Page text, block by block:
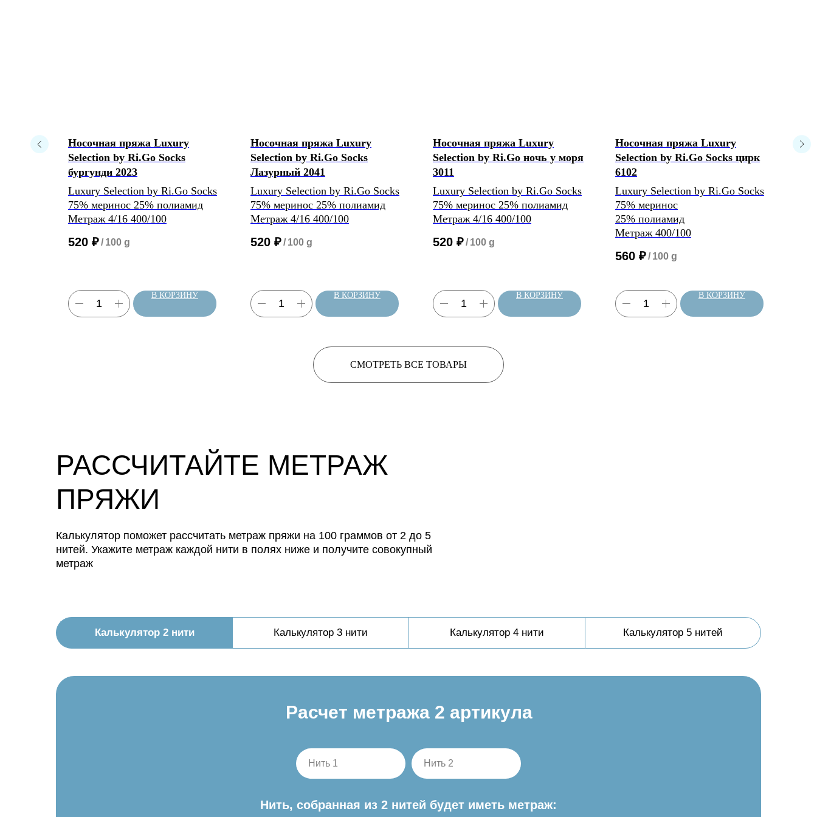
Носочная пряжа Luxury
Selection by Ri.Go Socks
бургунди 2023
Luxury Selection by Ri.Go Socks
75% меринос 25% полиамид
Метраж 4/16 400/100
520 ₽/ 100 g
В КОРЗИНУ
Носочная пряжа Luxury
Selection by Ri.Go Socks
Лазурный 2041
Luxury Selection by Ri.Go Socks
75% меринос 25% полиамид
Метраж 4/16 400/100
520 ₽/ 100 g
В КОРЗИНУ
Носочная пряжа Luxury
Selection by Ri.Go ночь у моря
3011
Luxury Selection by Ri.Go Socks
75% меринос 25% полиамид
Метраж 4/16 400/100
520 ₽/ 100 g
В КОРЗИНУ
Носочная пряжа Luxury
Selection by Ri.Go Socks цирк
6102
Luxury Selection by Ri.Go Socks
75% меринос
25% полиамид
Метраж 400/100
560 ₽/ 100 g
В КОРЗИНУ
СМОТРЕТЬ ВСЕ ТОВАРЫ
РАССЧИТАЙТЕ МЕТРАЖ
ПРЯЖИ
Калькулятор поможет рассчитать метраж пряжи на 100 граммов от 2 до 5
нитей. Укажите метраж каждой нити в полях ниже и получите совокупный
метраж
Калькулятор 2 нити Калькулятор 3 нити Калькулятор 4 нити Калькулятор 5 нитей
Нить 1 Нить 2
Расчет метража 2 артикула
Нить, собранная из 2 нитей будет иметь метраж: